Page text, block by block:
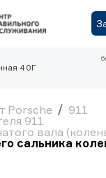
40Г
Porsche
911
911
вала
сальника